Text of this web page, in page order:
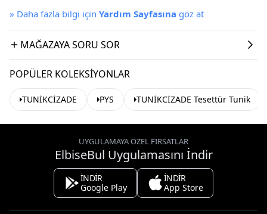
» Daha fazla bilgi için Yardım Sayfasına göz at
MAĞAZAYA SORU SOR
POPÜLER KOLEKSIYONLAR
TUNİKCİZADE PYS TUNİKCİZADE Tesettür Tunik
UYGULAMAYA ÖZEL FIRSATLAR
ElbiseBul Uygulamasını İndir
İNDİR
Google Play
İNDİR
App Store